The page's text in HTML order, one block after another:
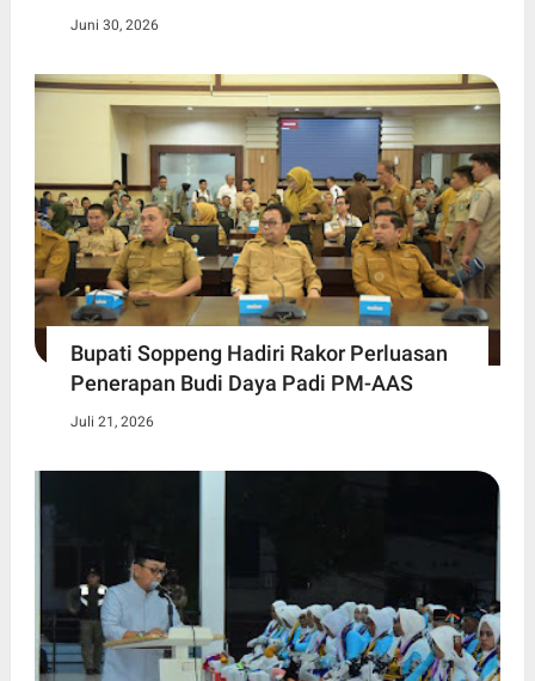
Juni 30, 2026
Bupati Soppeng Hadiri Rakor Perluasan
Penerapan Budi Daya Padi PM-AAS
Juli 21, 2026